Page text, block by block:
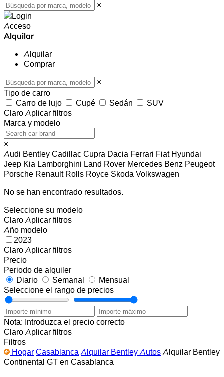
×
Acceso
Alquilar
Alquilar
Comprar
×
Tipo de carro
Carro de lujo
Cupé Sedán
SUV
Claro Aplicar filtros
Marca y modelo
×
Audi Bentley Cadillac Cupra Dacia Ferrari Fiat Hyundai
Jeep Kia Lamborghini Land Rover Mercedes Benz Peugeot
Porsche Renault Rolls Royce Skoda Volkswagen
No se han encontrado resultados.
Seleccione su modelo
Claro Aplicar filtros
Año modelo
2023
Claro Aplicar filtros
Precio
Periodo de alquiler
Diario
Semanal
Mensual
Seleccione el rango de precios
Nota: Introduzca el precio correcto
Claro Aplicar filtros
Filtros
Hogar Casablanca Alquilar Bentley Autos Alquilar Bentley
Continental GT en Casablanca